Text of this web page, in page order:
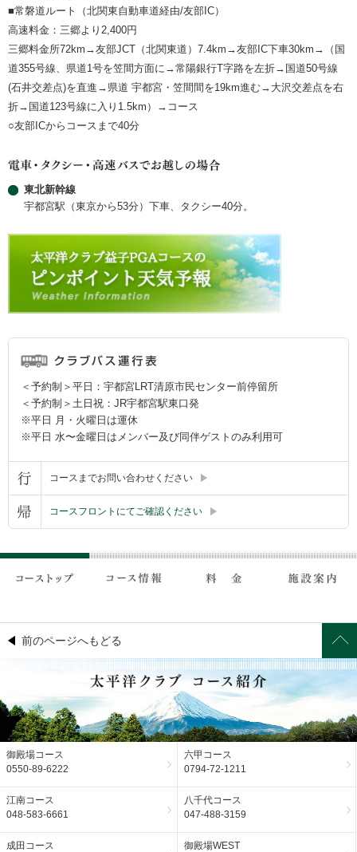
■常磐道ルート（北関東自動車道経由/友部IC）
高速料金：三郷より2,400円
三郷料金所72km→友部JCT（北関東道）7.4km→友部IC下車30km→（国
道355号線、県道1号を笠間方面に→常陽銀行T字路を左折→国道50号線
(石井交差点)を直進→県道 宇都宮・笠間間を19km進む→大沢交差点を右
折→国道123号線に入り1.5km）→コース
○友部ICからコースまで40分
東北新幹線
宇都宮駅（東京から53分）下車、タクシー40分。
＜予約制＞平日：宇都宮LRT清原市民センター前停留所
＜予約制＞土日祝：JR宇都宮駅東口発
※平日 月・火曜日は運休
※平日 水〜金曜日はメンバー及び同伴ゲストのみ利用可
コースまでお問い合わせください
コースフロントにてご確認ください
前のページへもどる
御殿場コース
0550-89-6222
六甲コース
0794-72-1211
江南コース
048-583-6661
八千代コース
047-488-3159
成田コース
御殿場WEST